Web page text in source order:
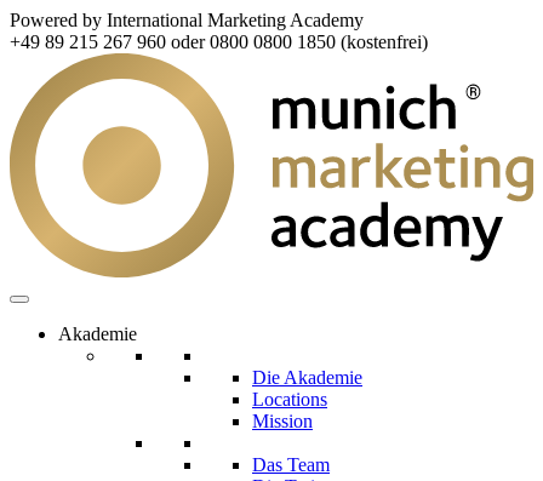
Powered by International Marketing Academy
+49 89 215 267 960 oder 0800 0800 1850 (kostenfrei)
Akademie
Die Akademie
Locations
Mission
Das Team